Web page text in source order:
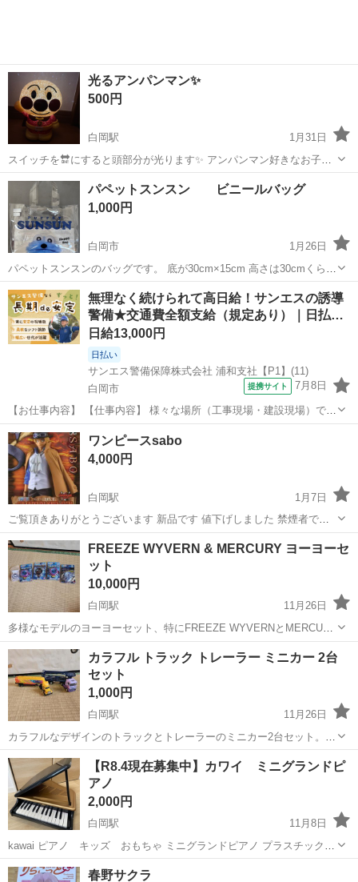
光るアンパンマン✨
500円
白岡駅
1月31日
スイッチを🔛にすると頭部分が光ります✨ アンパンマン好きなお子さ
んに😊❤️ サイズは約17cmです！
埼玉 白岡市 白岡駅 アンパンマン
パペットスンスン ビニールバッグ
1,000円
白岡市
1月26日
パペットスンスンのバッグです。 底が30cm×15cm 高さは30cmくらい
です。
埼玉 白岡市 その他 ビニール
無理なく続けられて高日給！サンエスの誘導
警備★交通費全額支給（規定あり）｜日払…
日給13,000円
日払い
サンエス警備保障株式会社 浦和支社【P1】(11)
白岡市
提携サイト 7月8日
【お仕事内容】 【仕事内容】 様々な場所（工事現場・建設現場）での
交通誘導・案内をお任せします。 道路をご利用される車両や歩行者の
方が安全に安心して通行するために適切に誘導してください。 現場へ
の直行直帰が基本で、毎週・毎...
埼玉 白岡市 警備員
ワンピースsabo
4,000円
白岡駅
1月7日
ご覧頂きありがとうございます 新品です 値下げしました 禁煙者です
ワンピースの好きな方に是非、購入して頂けたら幸いです プライズ
品ですが 購入後はノンクレームでお願いします 宜しくお願いします。
埼玉 白岡市
FREEZE WYVERN & MERCURY ヨーヨーセ
ット
10,000円
白岡駅
11月26日
多様なモデルのヨーヨーセット、特にFREEZE WYVERNとMERCURY
が含まれています。 - モデル名: FREEZE WYVERN - モデル名:
FREEZE WYVERN - モデル名: MERCURY - 付...
埼玉 白岡市 WYVERN
カラフル トラック トレーラー ミニカー 2台
セット
1,000円
白岡駅
11月26日
カラフルなデザインのトラックとトレーラーのミニカー2台セット。 -
色: 黄色、紫、青 - 種類: ミニカー - デザイン: トラック、トレーラー -
特徴: カラフルなデザイン、運転席付き - 数量: 2台セット
埼玉 白岡市 白岡駅 ミニカー トレーラー
【R8.4現在募集中】カワイ ミニグランドピ
アノ
2,000円
白岡駅
11月8日
kawai ピアノ キッズ おもちゃ ミニグランドピアノ プラスチック
箱もあります。 価格相談不可です。おまとめであれば価格相談乗りま
す。 中古品にご理解ある方へお渡しします。NCNRです。 【希望取引
埼玉 白岡市 白岡駅
春野サクラ